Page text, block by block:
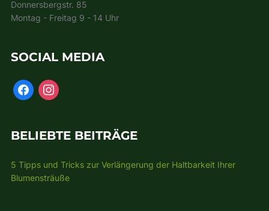
Donnersbergstr. 85
Montag - Freitag 9 - 14 Uhr
SOCIAL MEDIA
BELIEBTE BEITRÄGE
5 Tipps und Tricks zur Verlängerung der Haltbarkeit Ihrer
Blumensträuße